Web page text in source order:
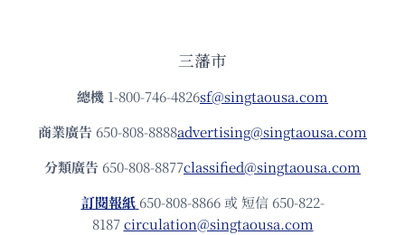
三藩市
總機 1-800-746-4826sf@singtaousa.com
商業廣告 650-808-8888advertising@singtaousa.com
分類廣告 650-808-8877classified@singtaousa.com
訂閱報紙 650-808-8866 或 短信 650-822-
8187circulation@singtaousa.com